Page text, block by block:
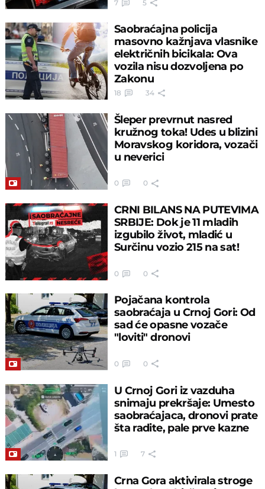
7 5
Saobraćajna policija
masovno kažnjava vlasnike
električnih bicikala: Ova
vozila nisu dozvoljena po
Zakonu
18 34
Šleper prevrnut nasred
kružnog toka! Udes u blizini
Moravskog koridora, vozači
u neverici
0 0
CRNI BILANS NA PUTEVIMA
SRBIJE: Dok je 11 mladih
izgubilo život, mladić u
Surčinu vozio 215 na sat!
0 0
Pojačana kontrola
saobraćaja u Crnoj Gori: Od
sad će opasne vozače
"loviti" dronovi
0 0
U Crnoj Gori iz vazduha
snimaju prekršaje: Umesto
saobraćajaca, dronovi prate
šta radite, pale prve kazne
1 7
Crna Gora aktivirala stroge